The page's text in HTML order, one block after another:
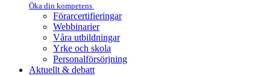
Öka din kompetens
Förarcertifieringar
Webbinarier
Våra utbildningar
Yrke och skola
Personalförsörjning
Aktuellt & debatt